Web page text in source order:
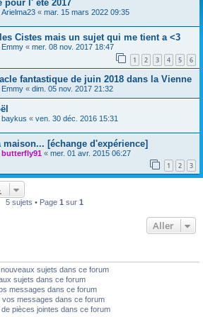
pour l' été 2017
Arielma23 « mar. 15 mars 2022 09:35
Cistes mais un sujet qui me tient a <3
Emmy « mer. 08 nov. 2017 18:47
1 2 3 4 5 6
fantastique de juin 2018 dans la Vienne
Emmy « dim. 05 nov. 2017 21:32
baykus « ven. 30 déc. 2016 15:31
maison... [échange d'expérience]
butterfly91 « mer. 01 avr. 2015 06:27
1 2 3
5 sujets • Page 1 sur 1
Aller
sujets dans ce forum
sujets dans ce forum
messages dans ce forum
vos messages dans ce forum
pièces jointes dans ce forum